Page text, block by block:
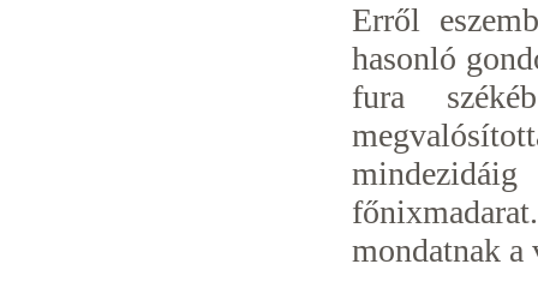
Erről
hasonló
fura
mondatnak a